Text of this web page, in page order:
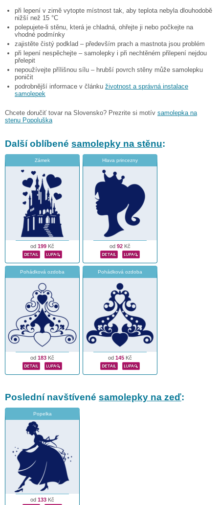
při lepení v zimě vytopte místnost tak, aby teplota nebyla dlouhodobě
nižší než 15 °C
polepujete-li stěnu, která je chladná, ohřejte ji nebo počkejte na
vhodné podmínky
zajistěte čistý podklad – především prach a mastnota jsou problém
při lepení nespěchejte – samolepky i při nechtěném přilepení nejdou
přelepit
nepoužívejte přílišnou sílu – hrubší povrch stěny může samolepku
poničit
podrobnější informace v článku životnost a správná instalace
samolepek
Chcete doručiť tovar na Slovensko? Prezrite si motív samolepka na
stenu Popoluška
Další oblíbené samolepky na stěnu:
Zámek
od 199 Kč
Hlava princezny
od 92 Kč
Pohádková ozdoba
od 183 Kč
Pohádková ozdoba
od 145 Kč
Poslední navštívené samolepky na zeď:
Popelka
od 133 Kč